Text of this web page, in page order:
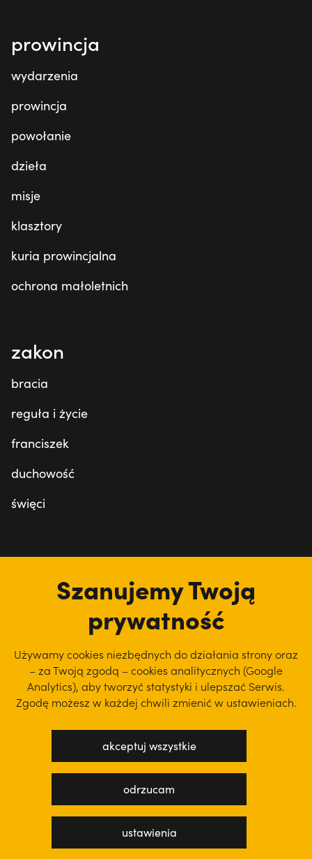
prowincja
wydarzenia
prowincja
powołanie
dzieła
misje
klasztory
kuria prowincjalna
ochrona małoletnich
zakon
bracia
reguła i życie
franciszek
duchowość
święci
regulamin serwisu
Szanujemy Twoją
prywatność
Używamy cookies niezbędnych do działania strony oraz
– za Twoją zgodą – cookies analitycznych (Google
Analytics), abytworzyć statystyki i ulepszać Serwis.
Zgodę możesz w każdej chwili zmienić w ustawieniach.
akceptuj wszystkie
odrzucam
ustawienia